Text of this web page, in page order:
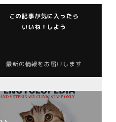
この記事が気に入ったら
いいね！しよう
最新の情報をお届けします